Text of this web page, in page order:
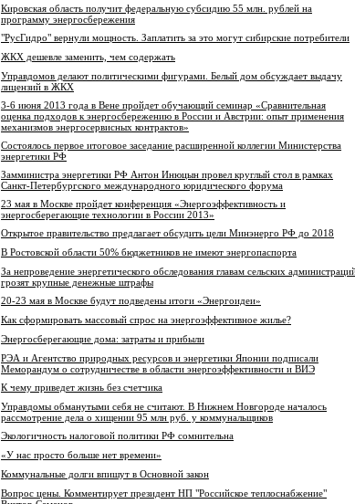
Кировская область получит федеральную субсидию 55 млн. рублей на
программу энергосбережения
"РусГидро" вернули мощность. Заплатить за это могут сибирские потребители
ЖКХ дешевле заменить, чем содержать
Управдомов делают политическими фигурами. Белый дом обсуждает выдачу
лицензий в ЖКХ
3-6 июня 2013 года в Вене пройдет обучающий семинар «Сравнительная
оценка подходов к энергосбережению в России и Австрии: опыт применения
механизмов энергосервисных контрактов»
Состоялось первое итоговое заседание расширенной коллегии Министерства
энергетики РФ
Замминистра энергетики РФ Антон Инюцын провел круглый стол в рамках
Санкт-Петербургского международного юридического форума
23 мая в Москве пройдет конференция «Энергоэффективность и
энергосберегающие технологии в России 2013»
Открытое правительство предлагает обсудить цели Минэнерго РФ до 2018
В Ростовской области 50% бюджетников не имеют энергопаспорта
За непроведение энергетического обследования главам сельских
грозят крупные денежные штрафы
20-23 мая в Москве будут подведены итоги «Энергоидеи»
Как сформировать массовый спрос на энергоэффективное жилье?
Энергосберегающие дома: затраты и прибыли
РЭА и Агентство природных ресурсов и энергетики Японии подписали
Меморандум о сотрудничестве в области энергоэффективности и ВИЭ
К чему приведет жизнь без счетчика
Управдомы обманутыми себя не считают. В Нижнем Новгороде началось
рассмотрение дела о хищении 95 млн руб. у коммунальщиков
Экологичность налоговой политики РФ сомнительна
«У нас просто больше нет времени»
Коммунальные долги впишут в Основной закон
Вопрос цены. Комментирует президент НП "Российское теплоснабжение"